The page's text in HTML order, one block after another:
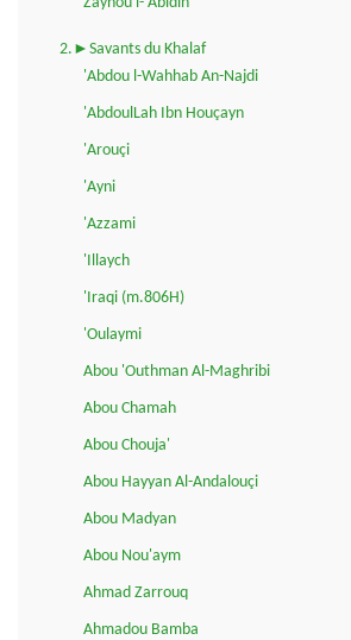
2.►Savants du Khalaf
'Abdou l-Wahhab An-Najdi
'AbdoulLah Ibn Houçayn
'Arouçi
'Ayni
'Azzami
'Illaych
'Iraqi (m.806H)
'Oulaymi
Abou 'Outhman Al-Maghribi
Abou Chamah
Abou Chouja'
Abou Hayyan Al-Andalouçi
Abou Madyan
Abou Nou'aym
Ahmad Zarrouq
Ahmadou Bamba